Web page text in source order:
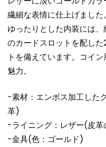
繊細な表情に仕上げました。
ゆったりとした内装には
のカードスロットを配し
トを備えています。コイ
魅力。
-素材：エンボス加工した
革)
-ライニング：レザー(皮
-金具(色：ゴールド)